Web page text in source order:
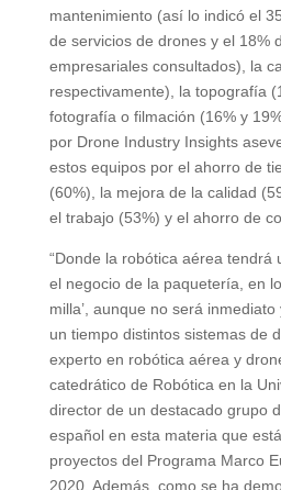
mantenimiento (así lo indicó el
de servicios de drones y el 18%
empresariales consultados), la
respectivamente), la topografía
fotografía o filmación (16% y
por Drone Industry Insights
estos equipos por el ahorro de
(60%), la mejora de la calidad
el trabajo (53%) y el ahorro de
“Donde la robótica aérea tendrá
el negocio de la paquetería, en
milla’, aunque no será
un tiempo distintos sistemas de
experto en robótica aérea y
catedrático de Robótica en la
director de un destacado grupo
español en esta materia que
proyectos del Programa Marco
2020. Además, como se ha